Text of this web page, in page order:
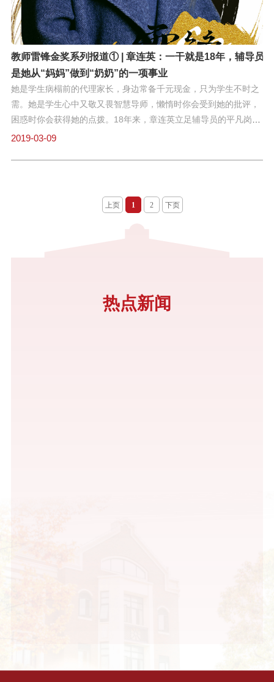
差，学生一松懈往往就可能因挂科而无法毕业。面对150多名学
生，胡银平不想放弃任何一名。他相信辅导员只要能尽心尽责，让
学生自己思想上重视起来，一定能端正学习态度，通过课程考试。
亲其师，
教师雷锋金奖系列报道① | 章连英：一干就是18年，辅导员
是她从“妈妈”做到“奶奶”的一项事业
她是学生病榻前的代理家长，身边常备千元现金，只为学生不时之
需。她是学生心中又敬又畏智慧导师，懒惰时你会受到她的批评，
困惑时你会获得她的点拨。18年来，章连英立足辅导员的平凡岗
位，做一颗永不生锈的螺丝钉。她从“妈妈”完成了“奶奶”转变，心却
经历，让医生们记住了她。对她来讲个人生活上的大事再大也是小
事，2018年初，章连英手臂骨折，怕学院辅导员人数不够，她胸前
骨折那会儿，她还多次送学生就医，对患重病和外伤的学生坚持做
2019-03-09
上页 1 2 下页
热点新闻